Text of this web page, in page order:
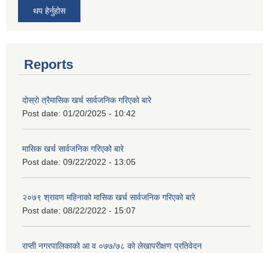
थप हेर्नुहोस
Reports
दोस्रो त्रैमासिक खर्च सार्वजनिक गरिएको बारे
Post date: 01/20/2025 - 10:42
मासिक खर्च सार्वजनिक गरिएको बारे
Post date: 09/22/2022 - 13:05
२०७९ श्रावण महिनाको मासिक खर्च सार्वजनिक गरिएको बारे
Post date: 08/22/2022 - 15:07
राप्ती नगरपालिकाको आ व ०७७/७८ को लेखापरीक्षण प्रतिवेदन